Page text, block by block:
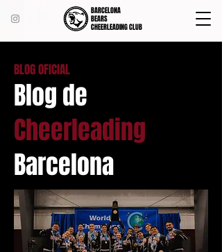
BARCELONA
BEARS
CHEERLEADING CLUB
BLOG OFICIAL
Blog de
Cheerleading
Barcelona